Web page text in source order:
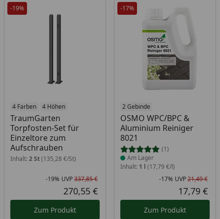
-19%
4 Farben 4 Höhen
TraumGarten
Torpfosten-Set für
Einzeltore zum
Aufschrauben
Inhalt: 2 St(135,28 €/St)
Rabatt in Prozent
-19%
Ursprünglicher Preis
UVP337,85 €
Aktueller Preis
270,55 €
Zum Produkt
-17%
2 Gebinde
OSMO WPC/BPC &
Aluminium Reiniger
8021
(1)
Produkt am Lager
Am Lager
Inhalt: 1 l (17,79 €/l)
-17% UVP21,49 €
17,79 €
Zum Produkt